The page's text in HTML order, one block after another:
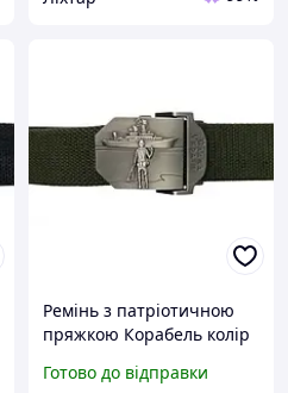
Ремінь з патріотичною
пряжкою Корабель колір
Готово до відправки